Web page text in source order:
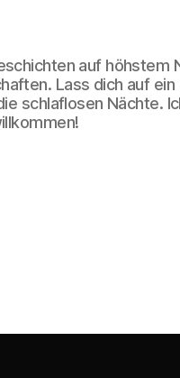
auf höhstem
Lass dich auf
schlaflosen Nächte.